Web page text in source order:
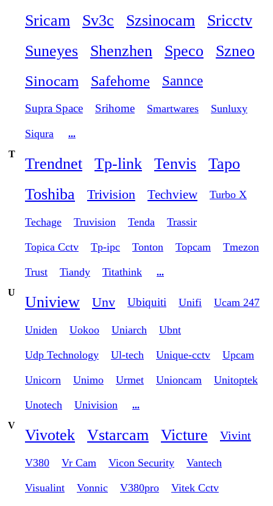
Sricam
Sv3c Szsinocam
Sricctv
Suneyes
Shenzhen Speco Szneo
Sinocam Safehome Sannce
Supra Space Srihome Smartwares Sunluxy
Siqura
...
T
Trendnet Tp-link Tenvis
Tapo
Toshiba
Trivision Techview Turbo X
Techage Truvision Tenda Trassir
Topica Cctv Tp-ipc Tonton Topcam Tmezon
Trust Tiandy Titathink
...
U
Uniview Unv Ubiquiti Unifi Ucam 247
Uniden Uokoo Uniarch Ubnt
Udp Technology Ul-tech Unique-cctv Upcam
Unicorn Unimo Urmet Unioncam Unitoptek
Unotech Univision
...
V
Vivotek Vstarcam Victure Vivint
V380 Vr Cam Vicon Security Vantech
Visualint Vonnic V380pro Vitek Cctv